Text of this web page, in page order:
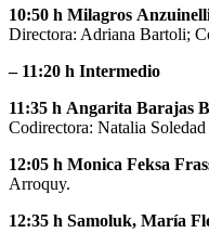
10:50 h Milagros
Directora: Adriana Bartoli;
– 11:20 h Intermedio
11:35 h Angarita Barajas
Codirectora: Natalia
12:05 h Monica Feksa
Arroquy.
12:35 h Samoluk, María